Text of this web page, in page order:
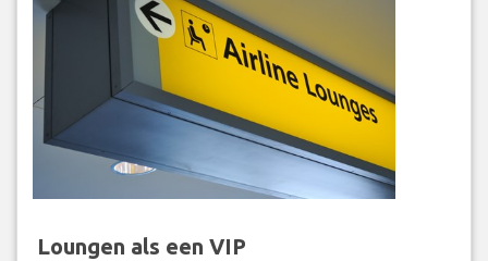
Loungen als een VIP